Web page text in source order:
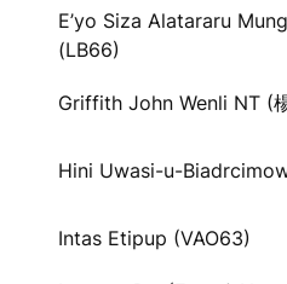
E’yo Siza Alatararu
(LB66)
Griffith John Wenli NT (
Hini Uwasi-u-
Intas Etipup (VAO63)